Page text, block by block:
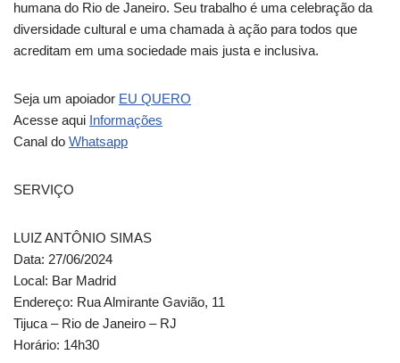
humana do Rio de Janeiro. Seu trabalho é uma celebração da
diversidade cultural e uma chamada à ação para todos que
acreditam em uma sociedade mais justa e inclusiva.
Seja um apoiador EU QUERO
Acesse aqui Informações
Canal do Whatsapp
SERVIÇO
LUIZ ANTÔNIO SIMAS
Data: 27/06/2024
Local: Bar Madrid
Endereço: Rua Almirante Gavião, 11
Tijuca – Rio de Janeiro – RJ
Horário: 14h30